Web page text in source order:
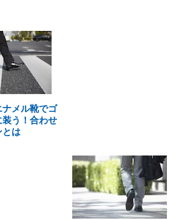
ナメル靴でゴ
装う！合わせ
とは